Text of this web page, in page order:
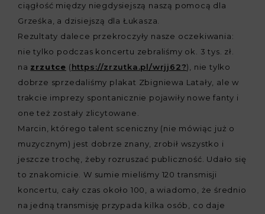
ciągłość między niegdysiejszą naszą pomocą dla
Grześka, a dzisiejszą dla Łukasza.
Rezultaty dalece przekroczyły nasze oczekiwania:
nie tylko podczas koncertu zebraliśmy ok. 3 tys. zł.
na zrzutce (https://zrzutka.pl/wrjj62?), nie tylko
dobrze sprzedaliśmy plakat Zbigniewa Latały, ale w
trakcie imprezy spontanicznie pojawiły nowe fanty i
one też zostały zlicytowane.
Marcin, którego talent sceniczny (nie mówiąc już o
muzycznym) jest dobrze znany, zrobił wszystko i
jeszcze trochę, żeby rozruszać publiczność. Udało się
to znakomicie. W sumie mieliśmy 120 transmisji
koncertu, cały czas około 100, a wiadomo, że średnio
na jedną transmisję przypada kilka osób, co daje